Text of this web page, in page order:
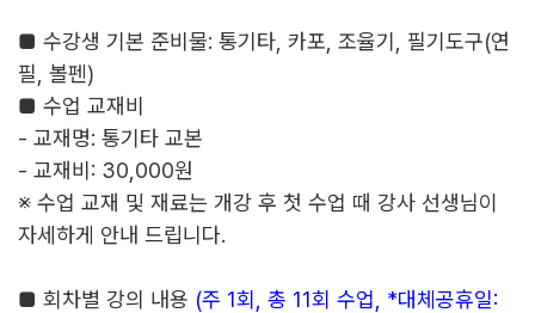
■ 수강생 기본 준비물: 통기타 카포 조율기
필기도구(연
필, 볼펜)
■ 수업 교재비
- 교재명: 통기타 교본
- 교재비 : 30,000원
※ 수업 교재 및 재료는 개강 후 첫 수업 때 강사 선생님이
자세하게 안내 드립니다.
■ 회차별 강의 내용 (주 1회 총 11회 수업 , *대체공휴일: